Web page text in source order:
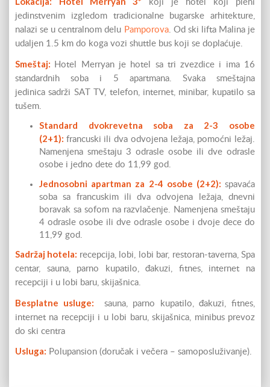
koji je hotel koji pleni
jedinstvenim izgledom tradicionalne bugarske arhitekture,
nalazi se u centralnom delu Pamporova. Od ski lifta Malina je
udaljen 1.5 km do koga vozi shuttle bus koji se doplaćuje.
Smeštaj:
Hotel Merryan je hotel sa tri zvezdice i ima 16
standardnih soba i 5 apartmana. Svaka smeštajna
jedinica sadrži SAT TV, telefon, internet, minibar, kupatilo sa
tušem.
Standard dvokrevetna soba za 2-3 osobe
(2+1): francuski ili dva odvojena ležaja, pomoćni ležaj.
Namenjena smeštaju 3 odrasle osobe ili dve odrasle
osobe i jedno dete do 11,99 god.
Jednosobni apartman za 2-4 osobe (2+2): spavaća
soba sa francuskim ili dva odvojena ležaja, dnevni
boravak sa sofom na razvlačenje. Namenjena smeštaju
4 odrasle osobe ili dve odrasle osobe i dvoje dece do
11,99 god.
Sadržaj hotela: recepcija, lobi, lobi bar, restoran-taverna, Spa
centar, sauna, parno kupatilo, đakuzi, fitnes, internet na
recepciji i u lobi baru, skijašnica.
Besplatne usluge: sauna, parno kupatilo, đakuzi, fitnes,
internet na recepciji i u lobi baru, skijašnica, minibus prevoz
do ski centra
Usluga: Polupansion (doručak i večera – samoposluživanje).